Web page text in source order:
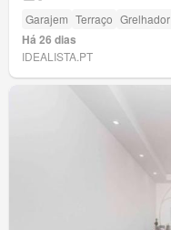
Garajem Terraço Grelhador
Há 26 dias
IDEALISTA.PT